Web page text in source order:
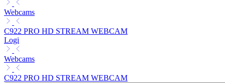
Webcams
C922 PRO HD STREAM WEBCAM
Logi
Webcams
C922 PRO HD STREAM WEBCAM